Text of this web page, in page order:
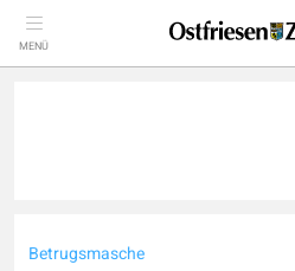
MENÜ
Betrugsmasche